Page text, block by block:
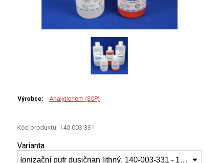
PERKINELMER
SHIMADZU
TELEDYNE LEEMAN
HORIBA (JOBIN YVONE)
GBC
ANALYTIK JENA
HADIČKY
Výrobce: Analytichem (SCP)
Kód produktu: 140-003-331
Varianta
Ionizační pufr dusičnan lithný, 140-003-331 - 100 ml